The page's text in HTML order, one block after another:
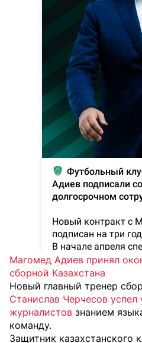
Магомед Адиев принял
сборной Казахстана
Новый главный тренер
Станислав Черчесов успел
журналистов знанием
команду.
Защитник казахстанского